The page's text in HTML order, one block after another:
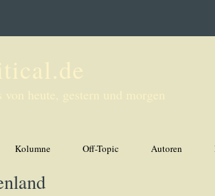
von heute, gestern und morgen
Kolumne Off-Topic Autoren